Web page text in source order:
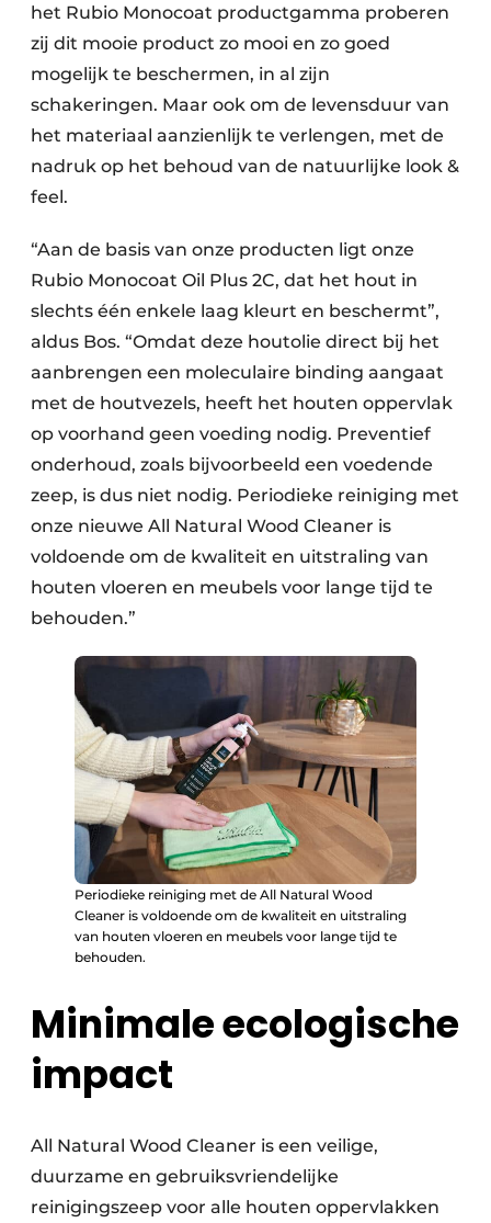
het Rubio Monocoat productgamma proberen
zij dit mooie product zo mooi en zo goed
mogelijk te beschermen, in al zijn
schakeringen. Maar ook om de levensduur van
het materiaal aanzienlijk te verlengen, met de
nadruk op het behoud van de natuurlijke look &
feel.
“Aan de basis van onze producten ligt onze
Rubio Monocoat Oil Plus 2C, dat het hout in
slechts één enkele laag kleurt en beschermt”,
aldus Bos. “Omdat deze houtolie direct bij het
aanbrengen een moleculaire binding aangaat
met de houtvezels, heeft het houten oppervlak
op voorhand geen voeding nodig. Preventief
onderhoud, zoals bijvoorbeeld een voedende
zeep, is dus niet nodig. Periodieke reiniging met
onze nieuwe All Natural Wood Cleaner is
voldoende om de kwaliteit en uitstraling van
houten vloeren en meubels voor lange tijd te
behouden.”
Periodieke reiniging met de All Natural Wood
Cleaner is voldoende om de kwaliteit en uitstraling
van houten vloeren en meubels voor lange tijd te
behouden.
Minimale ecologische
impact
All Natural Wood Cleaner is een veilige,
duurzame en gebruiksvriendelijke
reinigingszeep voor alle houten oppervlakken